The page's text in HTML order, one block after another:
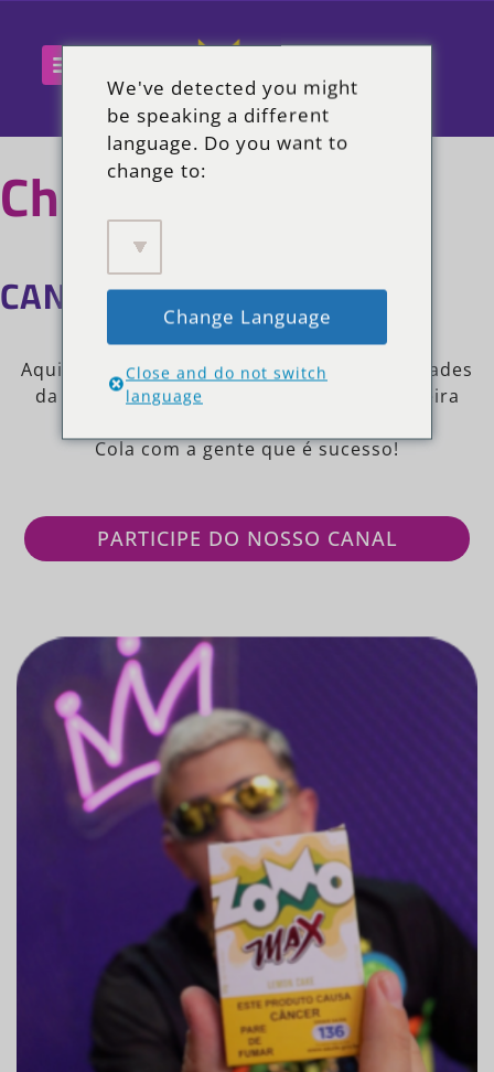
Chama nóis!
CANAL ZOMO
Já conhece nosso canal?
Aqui você fica por dentro de todas as novidades
da Zomo e ainda recebe notícias em primeira
Cola com a gente que é sucesso!
PARTICIPE DO NOSSO CANAL
We've detected you might
be speaking a different
language. Do you want to
change to:
Change Language
Close and do not switch
language